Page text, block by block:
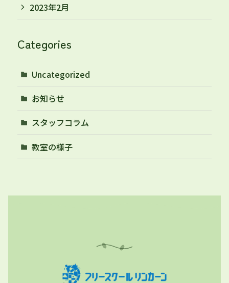
2023年2月
Categories
Uncategorized
お知らせ
スタッフコラム
教室の様子